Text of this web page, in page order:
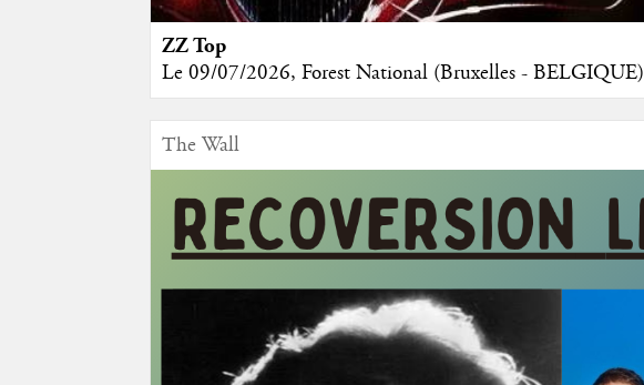
ZZ Top
Le 09/07/2026, Forest National (Bruxelles - BELGIQUE)
The Wall